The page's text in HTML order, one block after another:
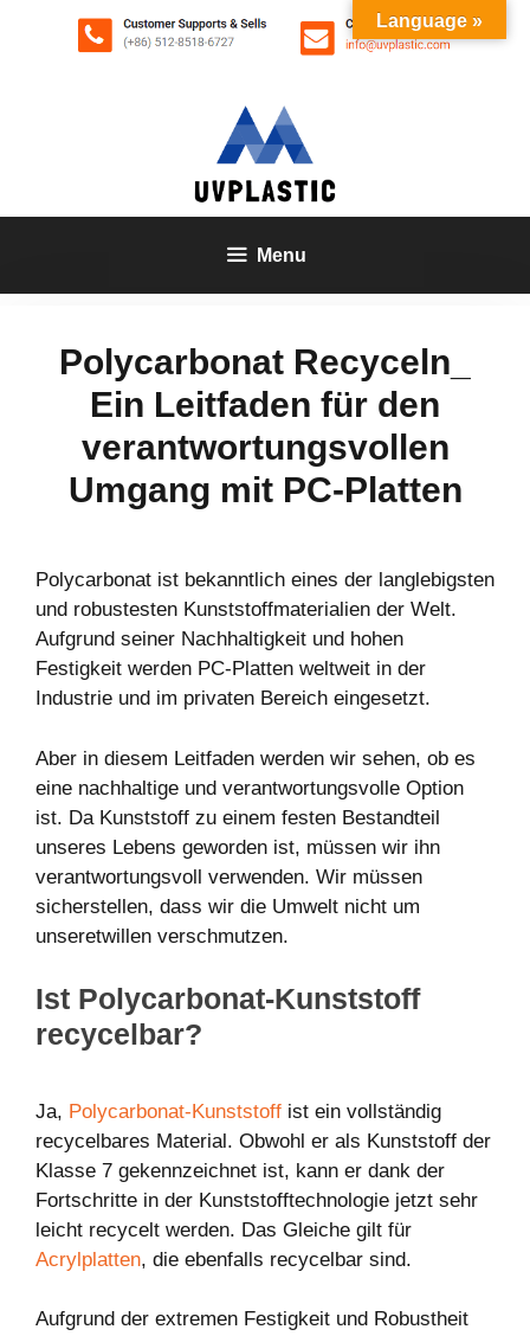
Menu
Polycarbonat Recyceln_
Ein Leitfaden für den
verantwortungsvollen
Umgang mit PC-Platten
Polycarbonat ist bekanntlich eines der langlebigsten
und robustesten Kunststoffmaterialien der Welt.
Aufgrund seiner Nachhaltigkeit und hohen
Festigkeit werden PC-Platten weltweit in der
Industrie und im privaten Bereich eingesetzt.
Aber in diesem Leitfaden werden wir sehen, ob es
eine nachhaltige und verantwortungsvolle Option
ist. Da Kunststoff zu einem festen Bestandteil
unseres Lebens geworden ist, müssen wir ihn
verantwortungsvoll verwenden. Wir müssen
sicherstellen, dass wir die Umwelt nicht um
unseretwillen verschmutzen.
Ist Polycarbonat-Kunststoff
recycelbar?
Ja, Polycarbonat-Kunststoff ist ein vollständig
recycelbares Material. Obwohl er als Kunststoff der
Klasse 7 gekennzeichnet ist, kann er dank der
Fortschritte in der Kunststofftechnologie jetzt sehr
leicht recycelt werden. Das Gleiche gilt für
Acrylplatten, die ebenfalls recycelbar sind.
Aufgrund der extremen Festigkeit und Robustheit
Language »